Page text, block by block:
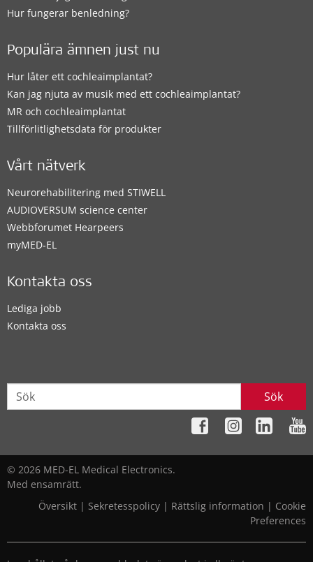
Hur fungerar benledning?
Populära ämnen just nu
Hur låter ett cochleaimplantat?
Kan jag njuta av musik med ett cochleaimplantat?
MR och cochleaimplantat
Tillförlitlighetsdata för produkter
Vårt nätverk
Neurorehabilitering med STIWELL
AUDIOVERSUM science center
Webbforumet Hearpeers
myMED‑EL
Kontakta oss
Lediga jobb
Kontakta oss
Sök
© 2026 MED-EL Medical Electronics.
Med ensamrätt.
Översikt | Sekretesspolicy | Rättslig information | Cookie
Preferences